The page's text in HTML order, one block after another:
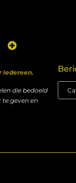
Iedereen.
die bedoeld
te geven en